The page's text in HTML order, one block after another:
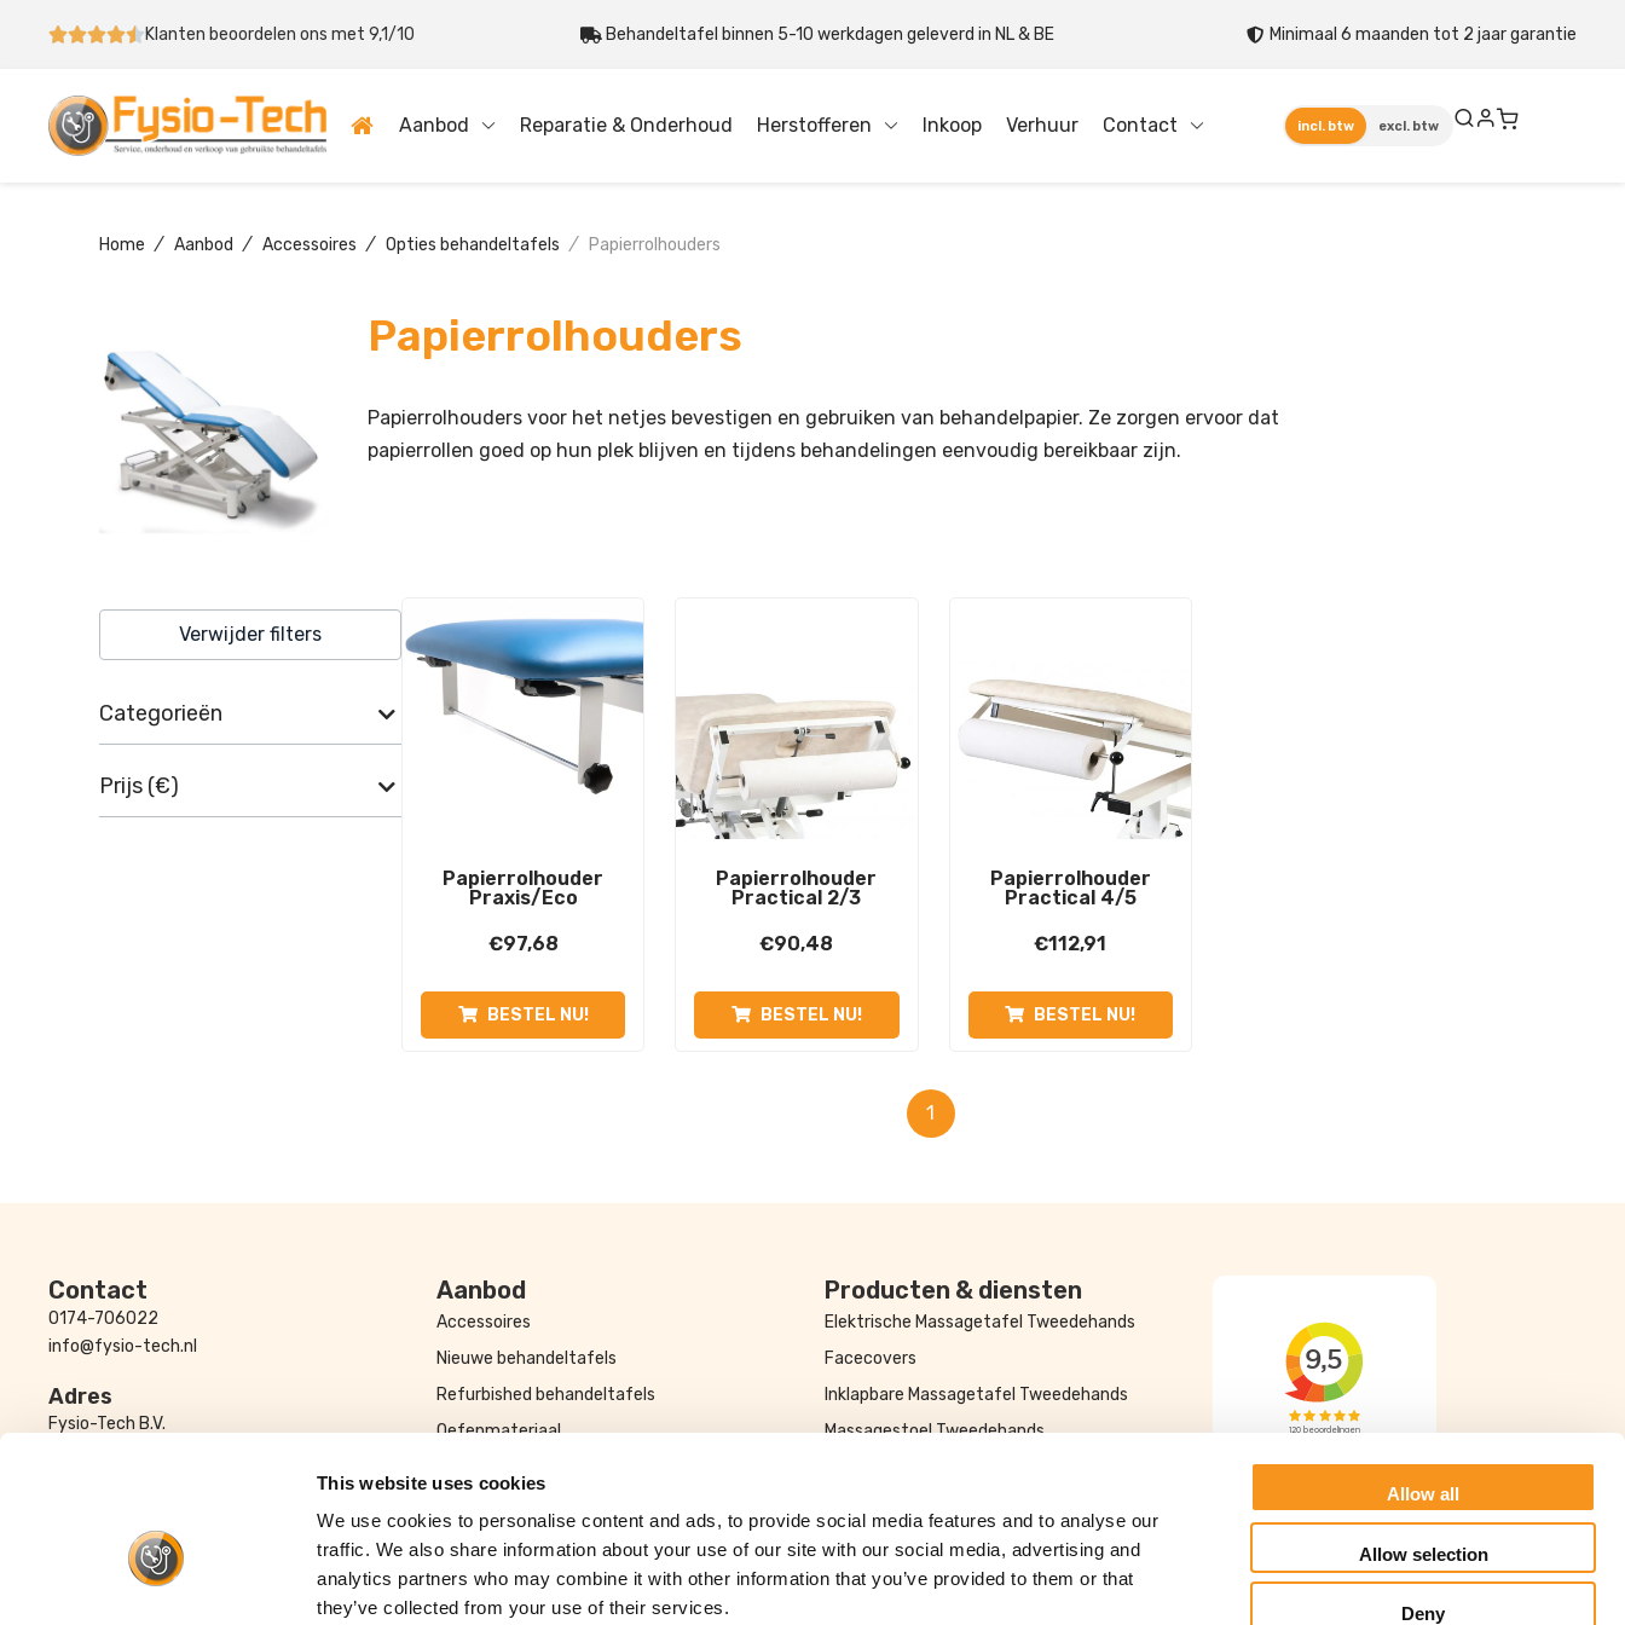
This website uses cookies
We use cookies to personalise content and ads, to provide social media features and to analyse our
traffic. We also share information about your use of our site with our social media, advertising and
analytics partners who may combine it with other information that you’ve provided to them or that
they’ve collected from your use of their services.
Allow all
Allow selection
Deny
Klanten beoordelen ons met 9,1/10 Behandeltafel binnen 5-10 werkdagen geleverd in NL & BE Minimaal 6 maanden tot 2 jaar garantie
Aanbod Reparatie & Onderhoud Herstofferen Inkoop Verhuur Contact incl. btw excl. btw
Home / Aanbod / Accessoires / Opties behandeltafels / Papierrolhouders
Papierrolhouders
Papierrolhouders voor het netjes bevestigen en gebruiken van behandelpapier. Ze zorgen ervoor dat
papierrollen goed op hun plek blijven en tijdens behandelingen eenvoudig bereikbaar zijn.
Verwijder filters
Categorieën
Prijs (€)
Papierrolhouder
Praxis/Eco
€97,68
BESTEL NU!
Papierrolhouder
Practical 2/3
€90,48
BESTEL NU!
Papierrolhouder
Practical 4/5
€112,91
BESTEL NU!
1
Contact
0174-706022
info@fysio-tech.nl
Adres
Fysio-Tech B.V.
Aanbod
Accessoires
Nieuwe behandeltafels
Refurbished behandeltafels
Oefenmateriaal
Producten & diensten
Elektrische Massagetafel Tweedehands
Facecovers
Inklapbare Massagetafel Tweedehands
Massagestoel Tweedehands
Tweedehands Massagetafel